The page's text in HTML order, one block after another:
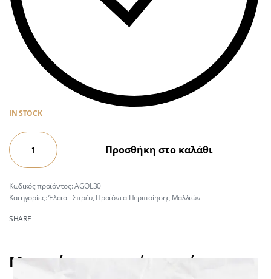
IN STOCK
Προσθήκη στο καλάθι
AGOL30
Κατηγορίες:Έλαια - Σπρέυ, Προϊόντα Περιποίησης Μαλλιών
SHARE
Μπορεί να σας αρέσει επίσης